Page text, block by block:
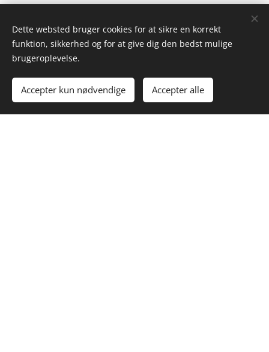
Sprog
Dansk
English
Dette websted bruger cookies for at sikre en korrekt
funktion, sikkerhed og for at give dig den bedst mulige
brugeroplevelse.
Accepter kun nødvendige Accepter alle